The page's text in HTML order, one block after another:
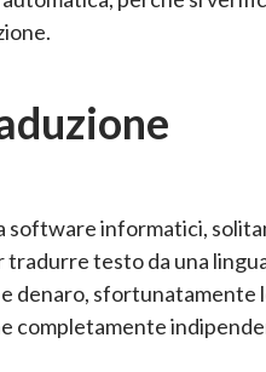
software informatici,
testo da una lingua
denaro, sfortunatamente
completamente